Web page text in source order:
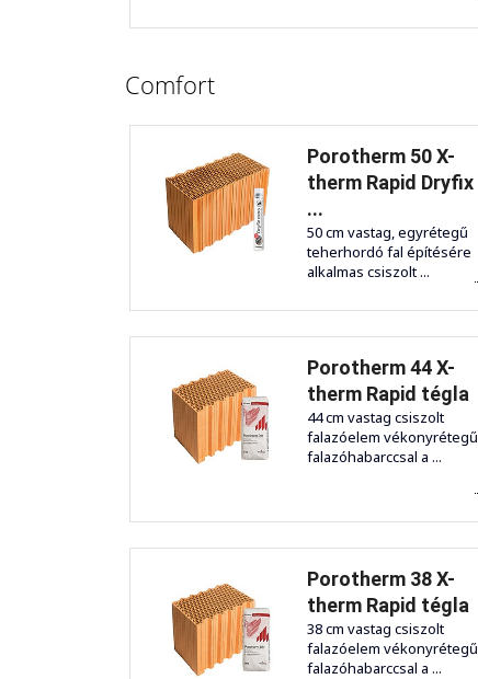
Comfort
Porotherm 50 X-
therm Rapid Dryfix
...
50 cm vastag, egyrétegű
teherhordó fal építésére
alkalmas csiszolt ...
Porotherm 44 X-
therm Rapid tégla
44 cm vastag csiszolt
falazóelem vékonyrétegű
falazóhabarccsal a ...
Porotherm 38 X-
therm Rapid tégla
38 cm vastag csiszolt
falazóelem vékonyrétegű
falazóhabarccsal a ...